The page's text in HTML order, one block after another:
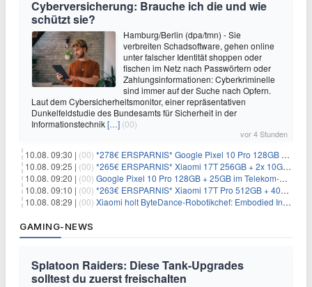
Cyberversicherung: Brauche ich die und wie
schützt sie?
Hamburg/Berlin (dpa/tmn) - Sie
verbreiten Schadsoftware, gehen online
unter falscher Identität shoppen oder
fischen im Netz nach Passwörtern oder
Zahlungsinformationen: Cyberkriminelle
sind immer auf der Suche nach Opfern.
Laut dem Cybersicherheitsmonitor, einer repräsentativen
Dunkelfeldstudie des Bundesamts für Sicherheit in der
Informationstechnik[…] (00)
vor 4 Stunden
10.08. 09:30 | (00) *278€ ERSPARNIS* Google Pixel 10 Pro 128GB + 60GB im o2-Netz für ~19,99€/Monat
10.08. 09:25 | (00) *265€ ERSPARNIS* Xiaomi 17T 256GB + 2x 10GB im o2-Netz für ~9,98€/Monat
10.08. 09:20 | (00) Google Pixel 10 Pro 128GB + 25GB im Telekom-Netz für ~24,99€/Monat (effektiv -9,85€/Monat)
10.08. 09:10 | (00) *263€ ERSPARNIS* Xiaomi 17T Pro 512GB + 40GB im o2-Netz für 14,99€/Monat
10.08. 08:29 | (00) Xiaomi holt ByteDance-Robotikchef: Embodied Intelligence rückt in den Fokus
GAMING-NEWS
Splatoon Raiders: Diese Tank-Upgrades
solltest du zuerst freischalten